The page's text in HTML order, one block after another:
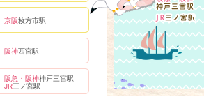
京阪枚方市駅
阪神西宮駅
阪急・阪神神戸三宮駅
JR三ノ宮駅